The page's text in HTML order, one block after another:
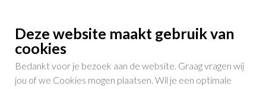
Deze website maakt gebruik van
cookies
Bedankt voor je bezoek aan de website. Graag vragen wij
jou of we Cookies mogen plaatsen. Wil je een optimale